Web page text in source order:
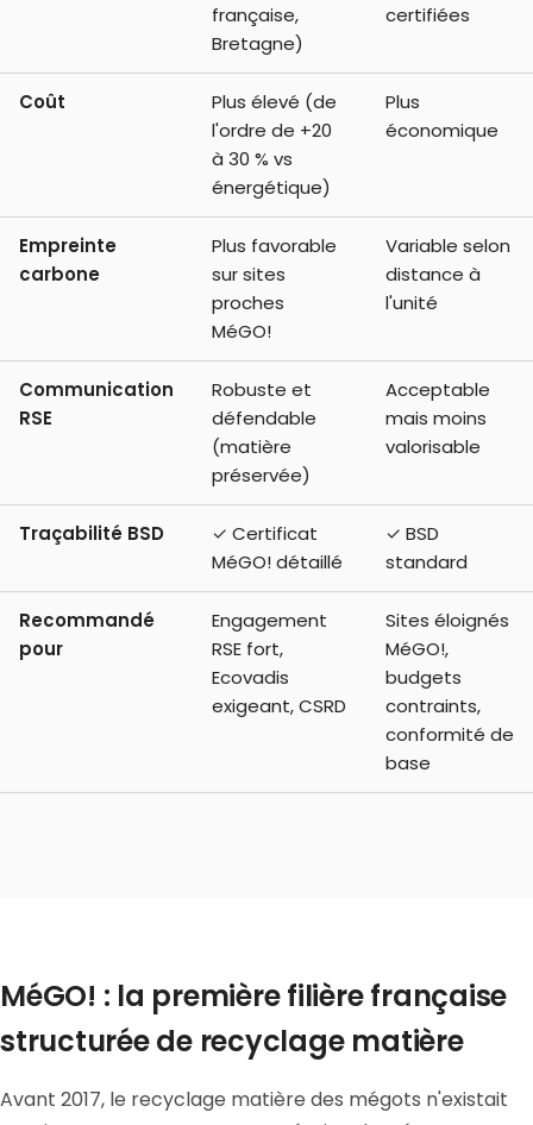
française,
Bretagne)
certifiées
Coût
Plus élevé (de
l'ordre de +20
à 30 % vs
énergétique)
Plus
économique
Empreinte
carbone
Plus favorable
sur sites
proches
MéGO!
Variable selon
distance à
l'unité
Communication
RSE
Robuste et
défendable
(matière
préservée)
Acceptable
mais moins
valorisable
Traçabilité BSD
✓ Certificat
MéGO! détaillé
✓ BSD
standard
Recommandé
pour
Engagement
RSE fort,
Ecovadis
exigeant, CSRD
Sites éloignés
MéGO!,
budgets
contraints,
conformité de
base
MéGO! : la première filière française
structurée de recyclage matière
Avant 2017, le recyclage matière des mégots n'existait